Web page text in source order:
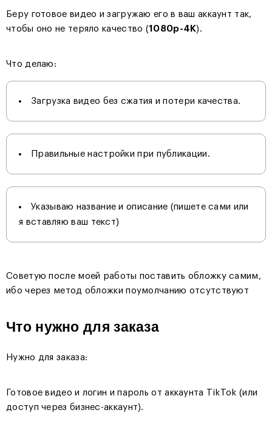
Беру готовое видео и загружаю его в ваш аккаунт так,
чтобы оно не теряло качество (1080p-4K).
Что делаю:
Загрузка видео без сжатия и потери качества.
Правильные настройки при публикации.
Указываю название и описание (пишете сами или
я вставляю ваш текст)
Советую после моей работы поставить обложку самим,
ибо через метод обложки поумолчанию отсутствуют
Что нужно для заказа
Нужно для заказа:
Готовое видео и логин и пароль от аккаунта TikTok (или
доступ через бизнес-аккаунт).